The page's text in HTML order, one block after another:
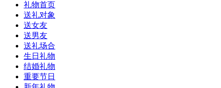
礼物首页
送礼对象
送女友
送男友
送礼场合
生日礼物
结婚礼物
重要节日